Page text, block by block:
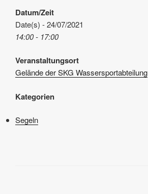
Datum/Zeit
Date(s) - 24/07/2021
14:00 - 17:00
Veranstaltungsort
Gelände der SKG Wassersportabteilung
Kategorien
Segeln